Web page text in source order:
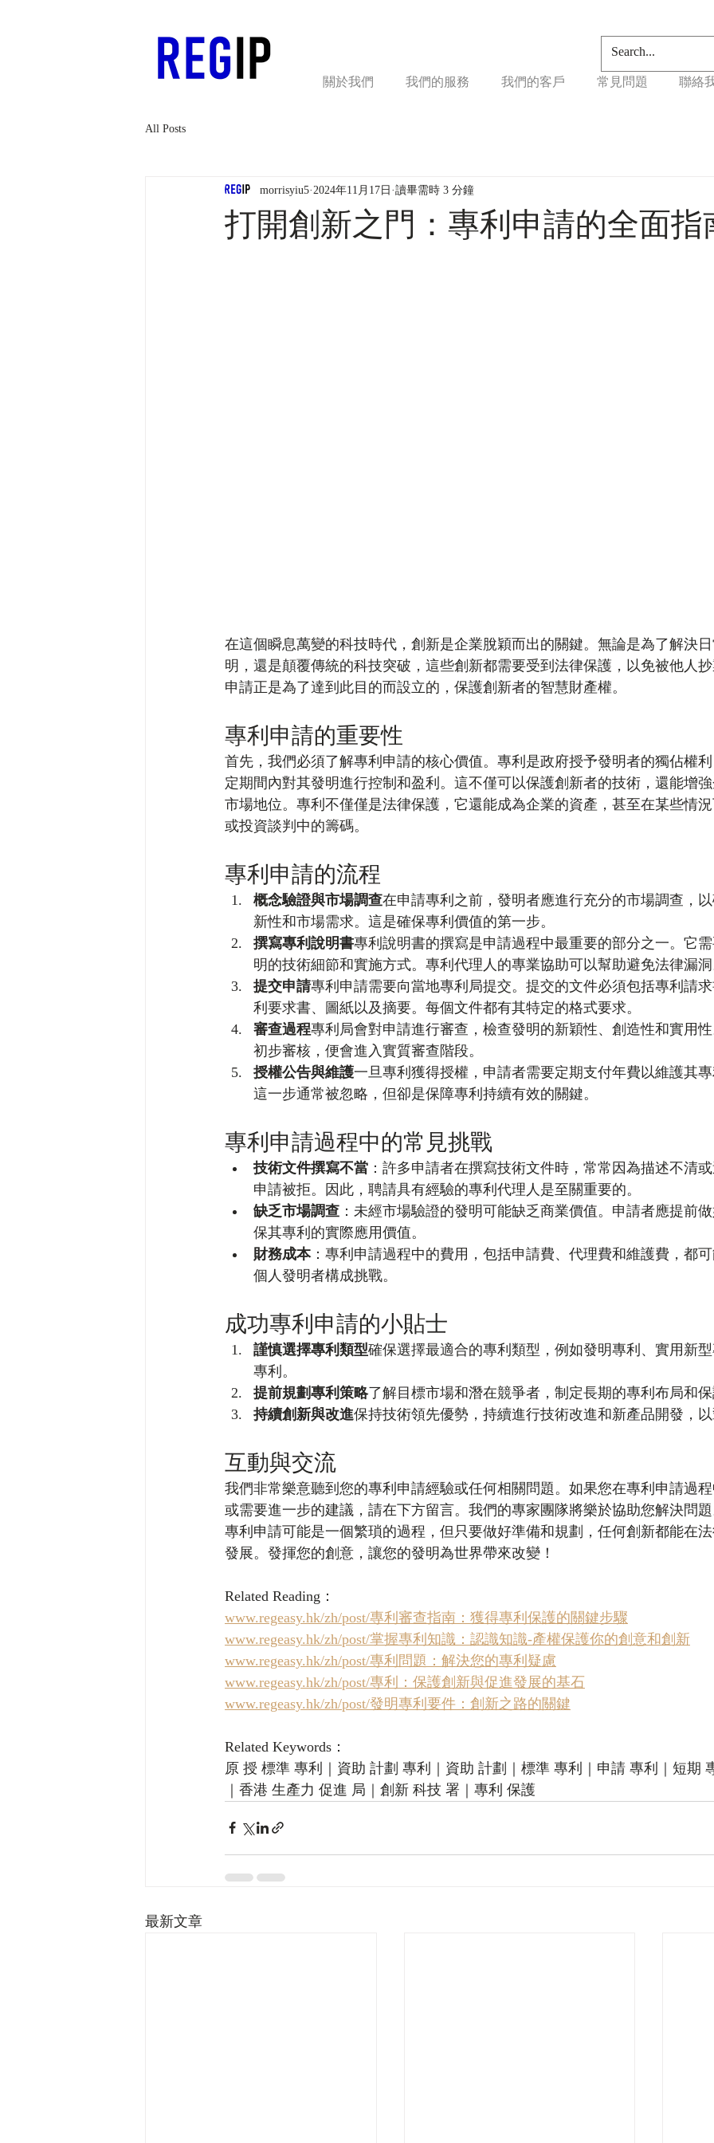
關於我們 我們的服務 我們的客戶 常見問題 聯絡
All Posts
打開創新之門：專利申請的全面指
morrisyiu5 2024年11月17日 讀畢需時 3 分鐘
在這個瞬息萬變的科技時代，創新是企業脫穎而出的關鍵。無論是為了解決
明，還是顛覆傳統的科技突破，這些創新都需要受到法律保護，以免被他人
申請正是為了達到此目的而設立的，保護創新者的智慧財產權。
專利申請的重要性
首先，我們必須了解專利申請的核心價值。專利是政府授予發明者的獨佔權
定期間內對其發明進行控制和盈利。這不僅可以保護創新者的技術，還能增
市場地位。專利不僅僅是法律保護，它還能成為企業的資產，甚至在某些情
或投資談判中的籌碼。
專利申請的流程
概念驗證與市場調查在申請專利之前，發明者應進行充分的市場調查，
新性和市場需求。這是確保專利價值的第一步。
撰寫專利說明書專利說明書的撰寫是申請過程中最重要的部分之一。它
明的技術細節和實施方式。專利代理人的專業協助可以幫助避免法律漏
提交申請專利申請需要向當地專利局提交。提交的文件必須包括專利請
利要求書、圖紙以及摘要。每個文件都有其特定的格式要求。
審查過程專利局會對申請進行審查，檢查發明的新穎性、創造性和實用
初步審核，便會進入實質審查階段。
授權公告與維護一旦專利獲得授權，申請者需要定期支付年費以維護其
這一步通常被忽略，但卻是保障專利持續有效的關鍵。
專利申請過程中的常見挑戰
技術文件撰寫不當 ：許多申請者在撰寫技術文件時，常常因為描述不清
申請被拒。因此，聘請具有經驗的專利代理人是至關重要的。
缺乏市場調查 ：未經市場驗證的發明可能缺乏商業價值。申請者應提前
保其專利的實際應用價值。
財務成本：專利申請過程中的費用，包括申請費、代理費和維護費，都
個人發明者構成挑戰。
成功專利申請的小貼士
謹慎選擇專利類型確保選擇最適合的專利類型，例如發明專利、實用新
專利。
提前規劃專利策略了解目標市場和潛在競爭者，制定長期的專利布局和
持續創新與改進保持技術領先優勢，持續進行技術改進和新產品開發，
互動與交流
我們非常樂意聽到您的專利申請經驗或任何相關問題。如果您在專利申請過
或需要進一步的建議，請在下方留言。我們的專家團隊將樂於協助您解決問
專利申請可能是一個繁瑣的過程，但只要做好準備和規劃，任何創新都能在
發展。發揮您的創意，讓您的發明為世界帶來改變！
Related Reading：
www.regeasy.hk/zh/post/專利審查指南：獲得專利保護的關鍵步驟
www.regeasy.hk/zh/post/掌握專利知識：認識知識-產權保護你的創意和創新
www.regeasy.hk/zh/post/專利問題：解決您的專利疑慮
www.regeasy.hk/zh/post/專利：保護創新與促進發展的基石
www.regeasy.hk/zh/post/發明專利要件：創新之路的關鍵
Related Keywords：
原 授 標準 專利｜資助 計劃 專利｜資助 計劃｜標準 專利｜申請 專利｜短期
｜香港 生產力 促進 局｜創新 科技 署｜專利 保護
最新文章